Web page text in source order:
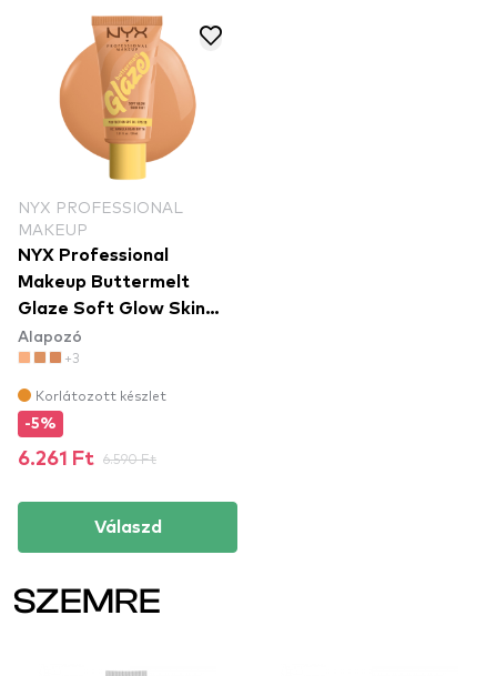
NYX PROFESSIONAL
MAKEUP
NYX Professional
Makeup Buttermelt
Glaze Soft Glow Skin
Tint SPF30 - Vanilla
Bean Butta
Alapozó
+3
Korlátozott készlet
-5%
6.261 Ft 6.590 Ft
Válaszd
SZEMRE